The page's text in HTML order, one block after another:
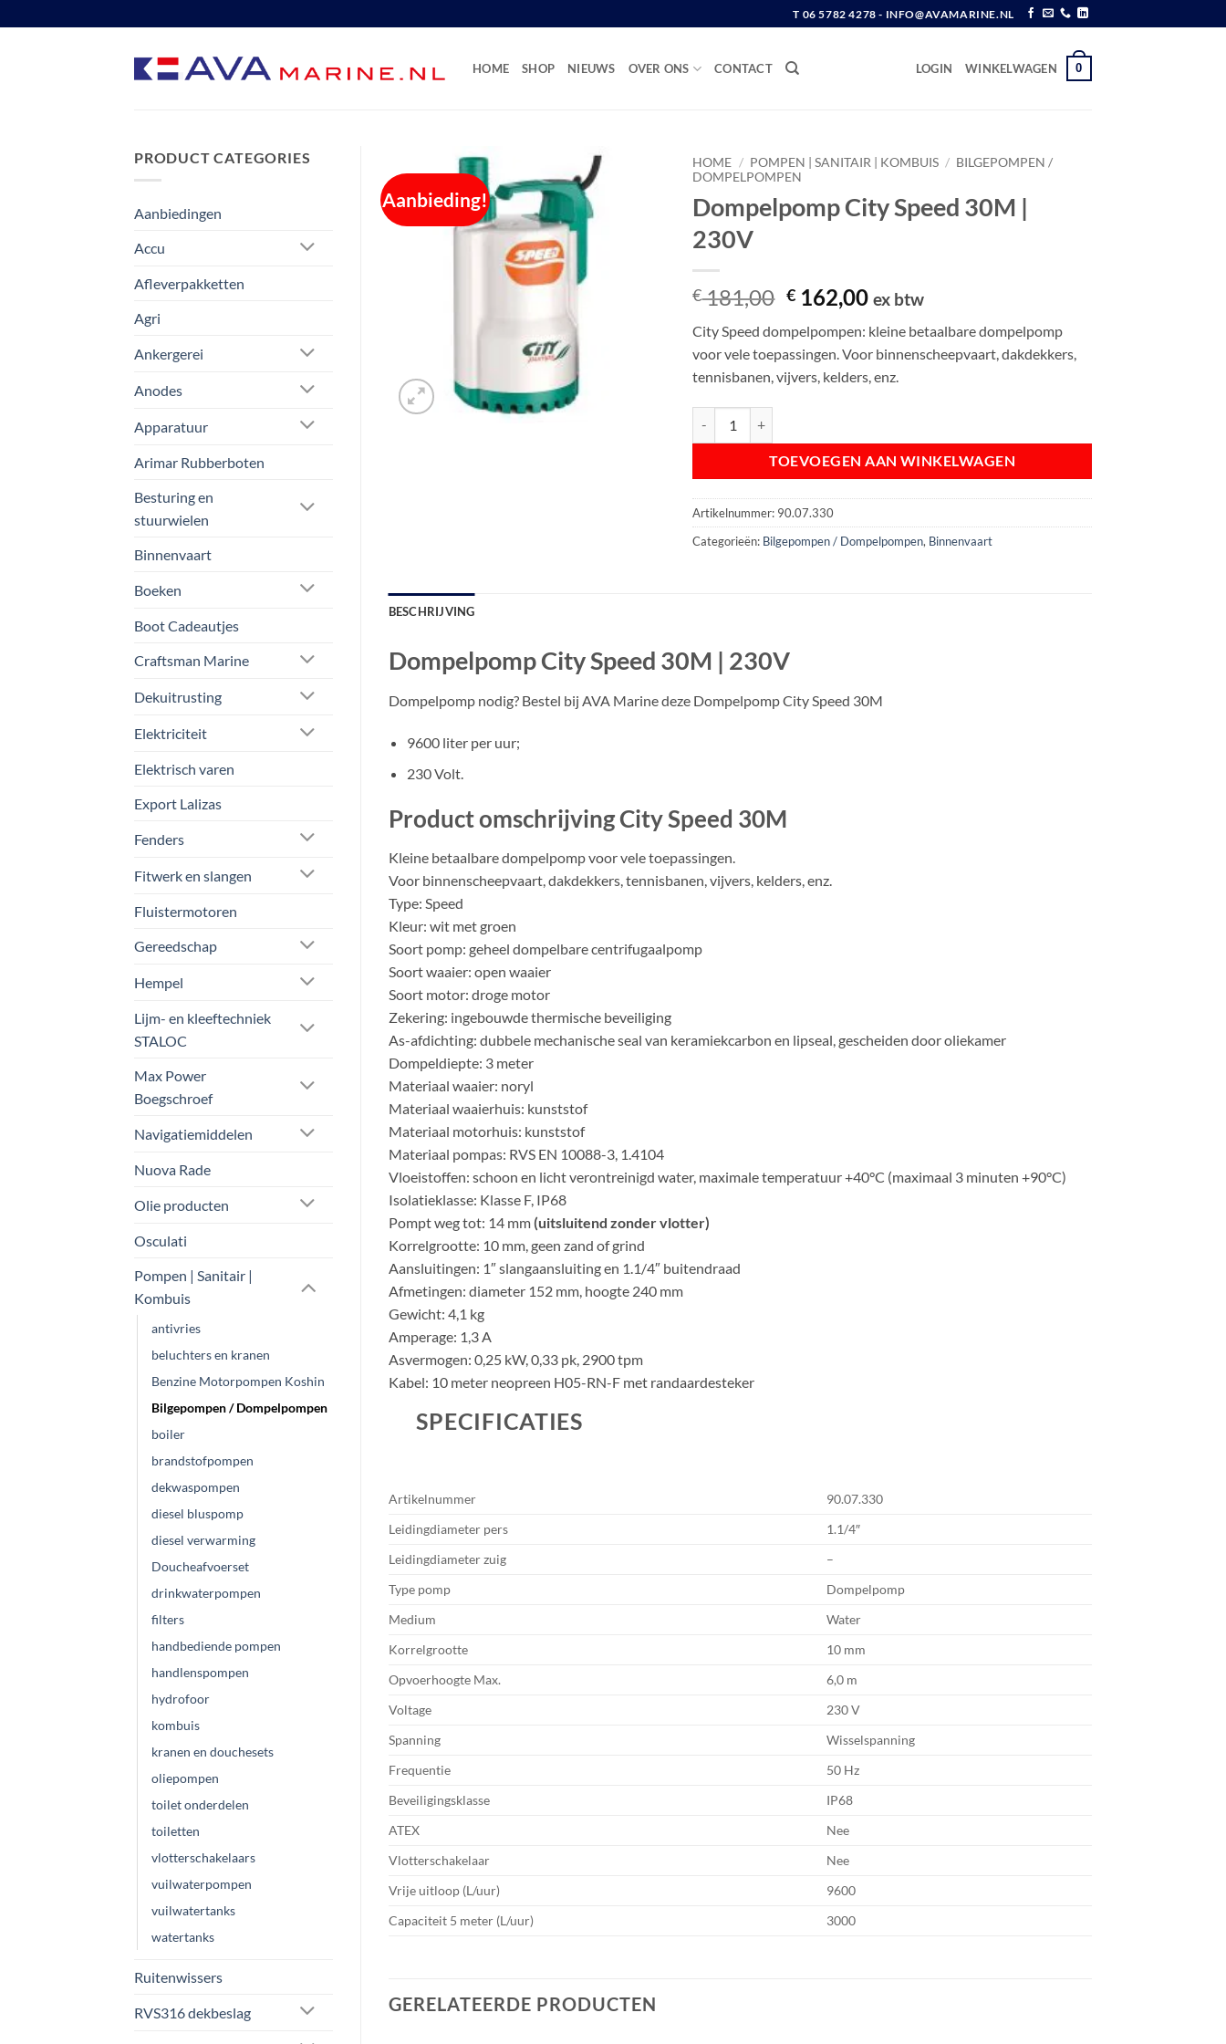
naar
T 06 5782 4278 - INFO@AVAMARINE.NL
HOME SHOP NIEUWS OVER ONS CONTACT LOGIN WINKELWAGEN 0
PRODUCT CATEGORIES
Aanbiedingen
Accu
Afleverpakketten
Agri
Ankergerei
Anodes
Apparatuur
Arimar Rubberboten
Besturing en
stuurwielen
Binnenvaart
Boeken
Boot Cadeautjes
Craftsman Marine
Dekuitrusting
Elektriciteit
Elektrisch varen
Export Lalizas
Fenders
Fitwerk en slangen
Fluistermotoren
Gereedschap
Hempel
Lijm- en kleeftechniek
STALOC
Max Power
Boegschroef
Navigatiemiddelen
Nuova Rade
Olie producten
Osculati
Pompen | Sanitair |
Kombuis
antivries
beluchters en kranen
Benzine Motorpompen Koshin
Bilgepompen / Dompelpompen
boiler
brandstofpompen
dekwaspompen
diesel bluspomp
diesel verwarming
Doucheafvoerset
drinkwaterpompen
filters
handbediende pompen
handlenspompen
hydrofoor
kombuis
kranen en douchesets
oliepompen
toilet onderdelen
toiletten
vlotterschakelaars
vuilwaterpompen
vuilwatertanks
watertanks
Ruitenwissers
RVS316 dekbeslag
Aanbieding!
HOME / POMPEN | SANITAIR | KOMBUIS / BILGEPOMPEN /
DOMPELPOMPEN
Dompelpomp City Speed 30M |
230V
€181,00 Oorspronkelijke
was:
€ 181,00.
€162,00Huidige
is:
€ 162,00.
ex btw
City Speed dompelpompen: kleine betaalbare dompelpomp
voor vele toepassingen. Voor binnenscheepvaart, dakdekkers,
tennisbanen, vijvers, kelders, enz.
TOEVOEGEN AAN WINKELWAGEN
Artikelnummer: 90.07.330
Categorieën: Bilgepompen / Dompelpompen, Binnenvaart
BESCHRIJVING
Dompelpomp City Speed 30M | 230V
Dompelpomp nodig? Bestel bij AVA Marine deze Dompelpomp City Speed 30M
9600 liter per uur;
230 Volt.
Product omschrijving City Speed 30M
Kleine betaalbare dompelpomp voor vele toepassingen.
Voor binnenscheepvaart, dakdekkers, tennisbanen, vijvers, kelders, enz.
Type: Speed
Kleur: wit met groen
Soort pomp: geheel dompelbare centrifugaalpomp
Soort waaier: open waaier
Soort motor: droge motor
Zekering: ingebouwde thermische beveiliging
As-afdichting: dubbele mechanische seal van keramiekcarbon en lipseal, gescheiden door oliekamer
Dompeldiepte: 3 meter
Materiaal waaier: noryl
Materiaal waaierhuis: kunststof
Materiaal motorhuis: kunststof
Materiaal pompas: RVS EN 10088-3, 1.4104
Vloeistoffen: schoon en licht verontreinigd water, maximale temperatuur +40°C (maximaal 3 minuten +90°C)
Isolatieklasse: Klasse F, IP68
Pompt weg tot: 14 mm (uitsluitend zonder vlotter)
Korrelgrootte: 10 mm, geen zand of grind
Aansluitingen: 1″ slangaansluiting en 1.1/4″ buitendraad
Afmetingen: diameter 152 mm, hoogte 240 mm
Gewicht: 4,1 kg
Amperage: 1,3 A
Asvermogen: 0,25 kW, 0,33 pk, 2900 tpm
Kabel: 10 meter neopreen H05-RN-F met randaardesteker
SPECIFICATIES
Artikelnummer
90.07.330
Leidingdiameter pers
1.1/4″
Leidingdiameter zuig
–
Type pomp
Dompelpomp
Medium
Water
Korrelgrootte
10 mm
Opvoerhoogte Max.
6,0 m
Voltage
230 V
Spanning
Wisselspanning
Frequentie
50 Hz
Beveiligingsklasse
IP68
ATEX
Nee
Vlotterschakelaar
Nee
Vrije uitloop (L/uur)
9600
Capaciteit 5 meter (L/uur)
3000
GERELATEERDE PRODUCTEN